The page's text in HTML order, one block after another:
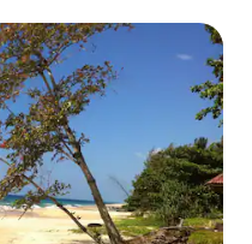
appréciés